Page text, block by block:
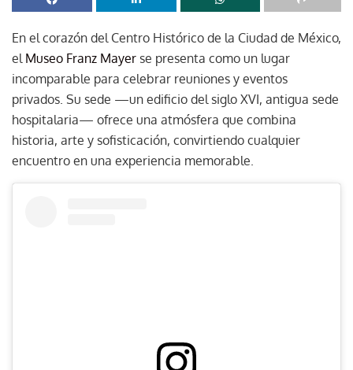
En el corazón del Centro Histórico de la Ciudad de México,
el Museo Franz Mayer se presenta como un lugar
incomparable para celebrar reuniones y eventos
privados. Su sede —un edificio del siglo XVI, antigua sede
hospitalaria— ofrece una atmósfera que combina
historia, arte y sofisticación, convirtiendo cualquier
encuentro en una experiencia memorable.